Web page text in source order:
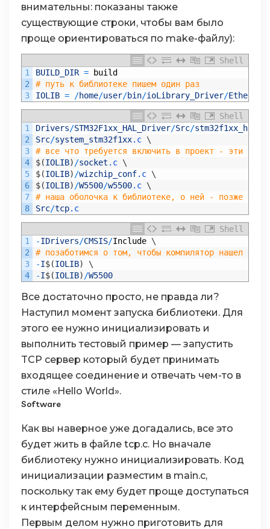
внимательны: показаны также
существующие строки, чтобы вам было
проще ориентироваться по make-файлу):
Shell
1
2
3
BUILD_DIR = build
# путь к библиотеке пишем один раз
IOLIB = /home/user/bin/ioLibrary_Driver/Ethernet
Shell
1
2
3
4
5
6
7
8
Drivers/STM32F1xx_HAL_Driver/Src/
Src/system_stm32f1xx.c \
# все что требуется включить в проект - эти три
$(IOLIB) /socket .c \
$(IOLIB) /wizchip_conf.c \
$(IOLIB) /W5500/w5500.c \
# наша оболочка к библиотеке, о ней - позже
Src/tcp.c
Shell
1
2
3
4
-IDrivers/CMSIS/Include \
# позаботимся о том, чтобы компилятор нашел
-I$(IOLIB)
\
-I$(IOLIB) /W5500
Все достаточно просто, не правда ли?
Наступил момент запуска библиотеки. Для
этого ее нужно инициализировать и
выполнить тестовый пример — запустить
TCP сервер который будет принимать
входящее соединение и отвечать чем-то в
стиле «Hello World».
Software
Как вы наверное уже догадались, все это
будет жить в файле tcp.c. Но вначале
библиотеку нужно инициализировать. Код
инициализации разместим в main.c,
поскольку так ему будет проще доступаться
к интерфейсным переменным.
Первым делом нужно приготовить для